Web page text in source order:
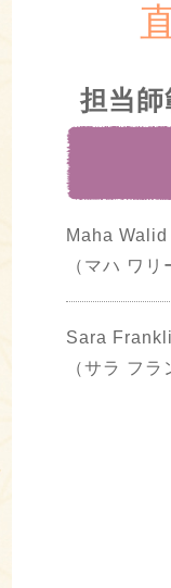
担当
Maha Walid
（マハ ワリ
Sara
（サラ フラ